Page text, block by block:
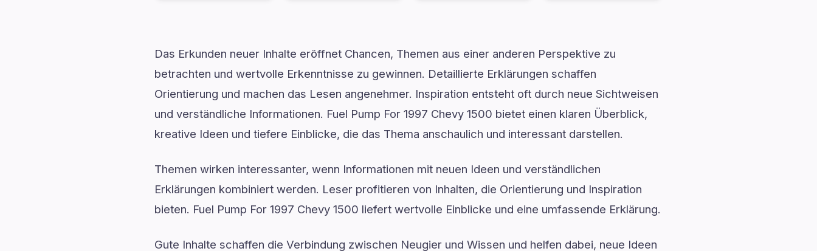
Das Erkunden neuer Inhalte eröffnet Chancen, Themen aus einer anderen Perspektive zu
betrachten und wertvolle Erkenntnisse zu gewinnen. Detaillierte Erklärungen schaffen
Orientierung und machen das Lesen angenehmer. Inspiration entsteht oft durch neue Sichtweisen
und verständliche Informationen. Fuel Pump For 1997 Chevy 1500 bietet einen klaren Überblick,
kreative Ideen und tiefere Einblicke, die das Thema anschaulich und interessant darstellen.
Themen wirken interessanter, wenn Informationen mit neuen Ideen und verständlichen
Erklärungen kombiniert werden. Leser profitieren von Inhalten, die Orientierung und Inspiration
bieten. Fuel Pump For 1997 Chevy 1500 liefert wertvolle Einblicke und eine umfassende Erklärung.
Gute Inhalte schaffen die Verbindung zwischen Neugier und Wissen und helfen dabei, neue Ideen